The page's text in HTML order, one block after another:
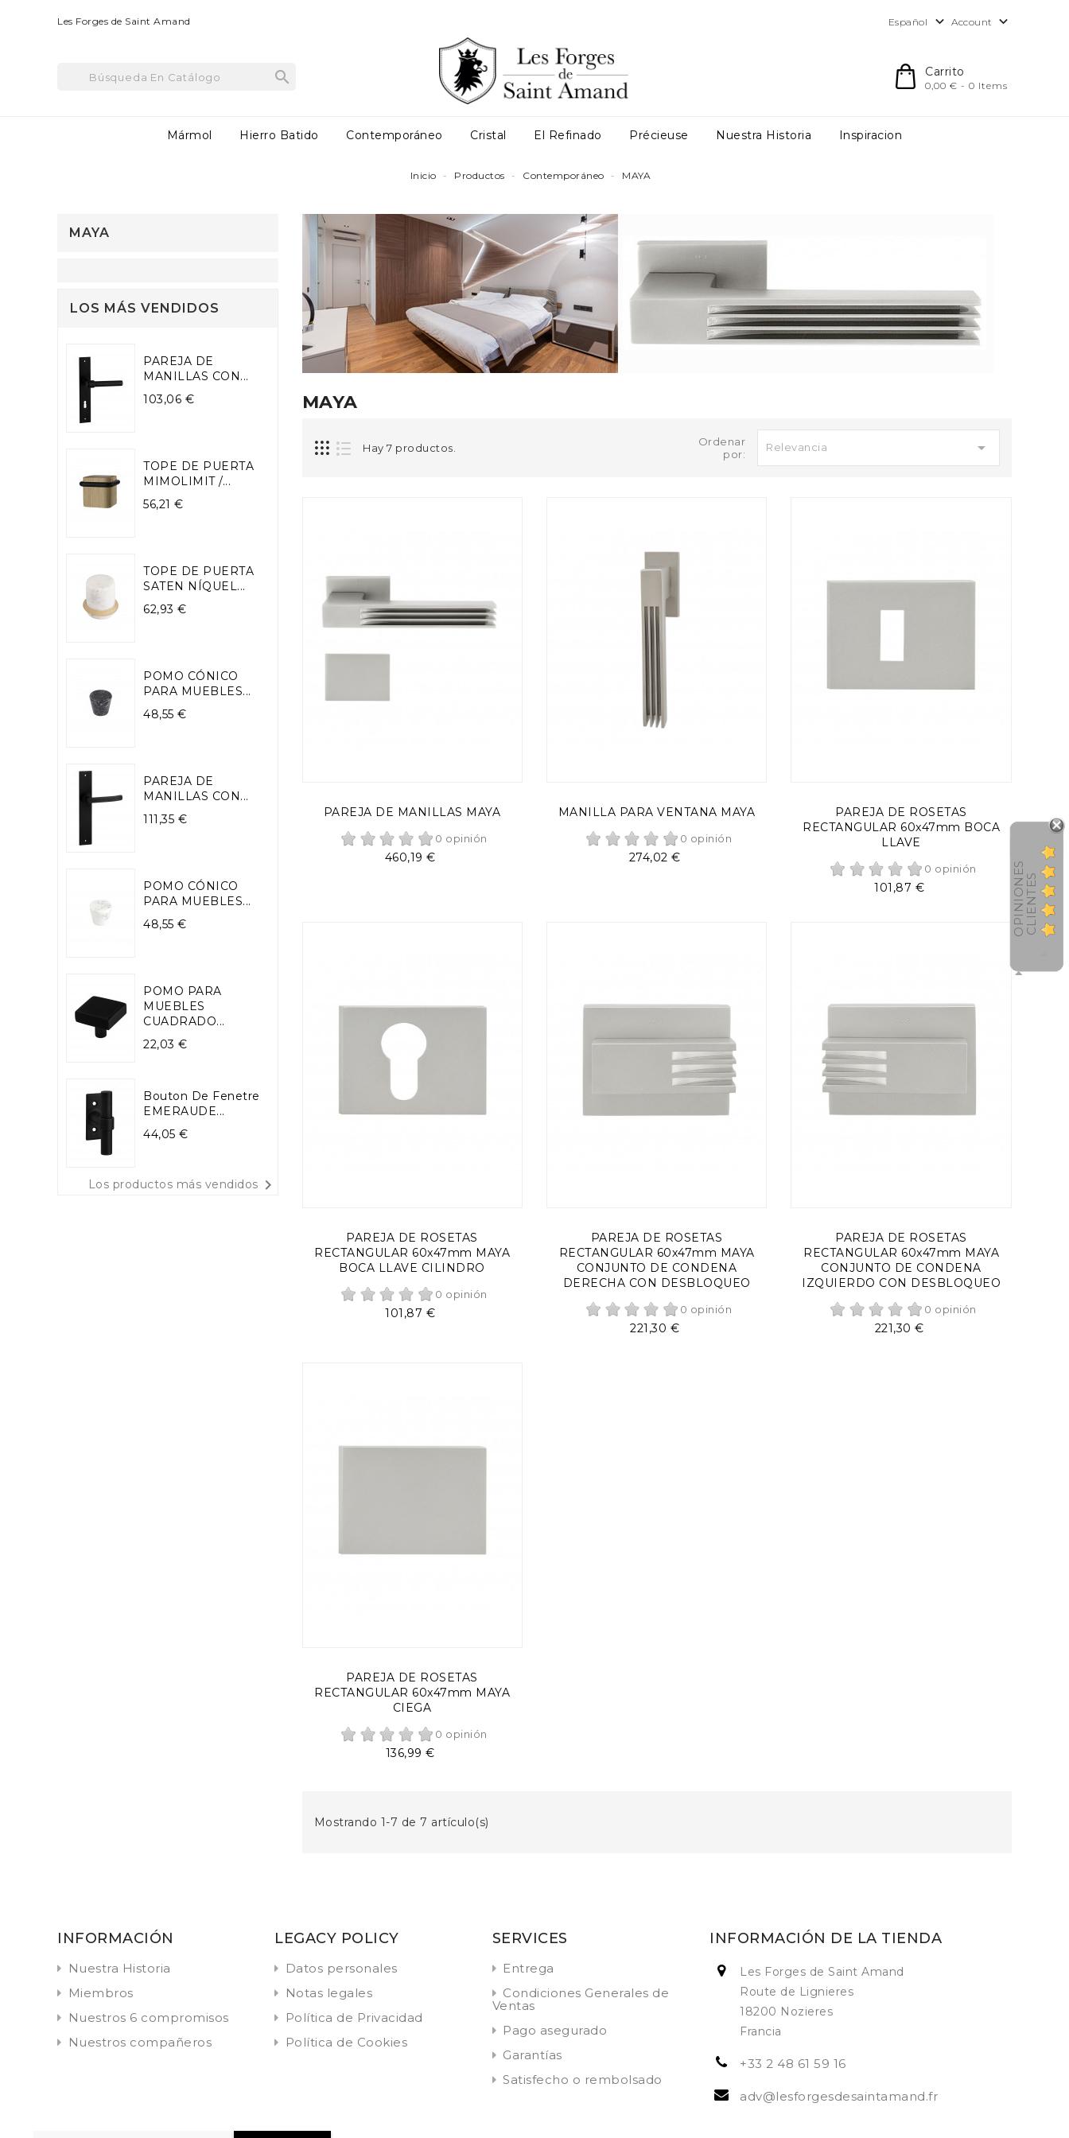
Les Forges de Saint Amand Español  Account 
Carrito
0,00 € - 0 Items

Mármol Hierro Batido Contemporáneo Cristal El Refinado Précieuse Nuestra Historia Inspiracion
Inicio Productos Contemporáneo MAYA
MAYA
LOS MÁS VENDIDOS
PAREJA DE
MANILLAS CON...
Precio
103,06 €
TOPE DE PUERTA
MIMOLIMIT /...
Precio
56,21 €
TOPE DE PUERTA
SATEN NÍQUEL...
Precio
62,93 €
POMO CÓNICO
PARA MUEBLES...
Precio
48,55 €
PAREJA DE
MANILLAS CON...
Precio
111,35 €
POMO CÓNICO
PARA MUEBLES...
Precio
48,55 €
POMO PARA
MUEBLES
CUADRADO...
Precio
22,03 €
Bouton De Fenetre
EMERAUDE...
Precio
44,05 €
Los productos más vendidos 
MAYA
Hay 7 productos.
Ordenar
por:
Relevancia 
PAREJA DE MANILLAS MAYA
0 opinión
Precio
460,19 €
MANILLA PARA VENTANA MAYA
0 opinión
Precio
274,02 €
PAREJA DE ROSETAS
RECTANGULAR 60x47mm BOCA
LLAVE
0 opinión
Precio
101,87 €
PAREJA DE ROSETAS
RECTANGULAR 60x47mm MAYA
BOCA LLAVE CILINDRO
0 opinión
Precio
101,87 €
PAREJA DE ROSETAS
RECTANGULAR 60x47mm MAYA
CONJUNTO DE CONDENA
DERECHA CON DESBLOQUEO
0 opinión
Precio
221,30 €
PAREJA DE ROSETAS
RECTANGULAR 60x47mm MAYA
CONJUNTO DE CONDENA
IZQUIERDO CON DESBLOQUEO
0 opinión
Precio
221,30 €
PAREJA DE ROSETAS
RECTANGULAR 60x47mm MAYA
CIEGA
0 opinión
Precio
136,99 €
Mostrando 1-7 de 7 artículo(s)
INFORMACIÓN
Nuestra Historia
Miembros
Nuestros 6 compromisos
Nuestros compañeros
LEGACY POLICY
Datos personales
Notas legales
Política de Privacidad
Política de Cookies
SERVICES
Entrega
Condiciones Generales de
Ventas
Pago asegurado
Garantías
Satisfecho o rembolsado
INFORMACIÓN DE LA TIENDA
Les Forges de Saint Amand
Route de Lignieres
18200 Nozieres
Francia
+33 2 48 61 59 16
adv@lesforgesdesaintamand.fr
O
P
I
N
I
O
N
E
S
C
L
I
E
N
T
ES